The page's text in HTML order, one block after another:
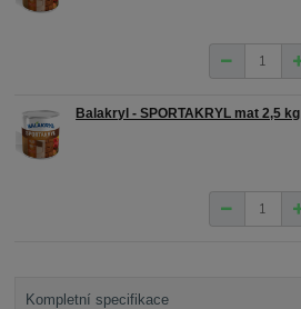
Balakryl - SPORTAKRYL mat 2,5 kg
Kompletní specifikace